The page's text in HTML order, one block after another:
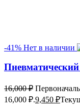
-41% Нет в наличии
16,000₽
16,000 ₽.9,450 ₽